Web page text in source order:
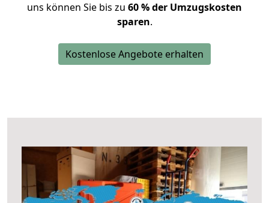
uns können Sie bis zu 60 % der Umzugskosten
sparen.
Kostenlose Angebote erhalten